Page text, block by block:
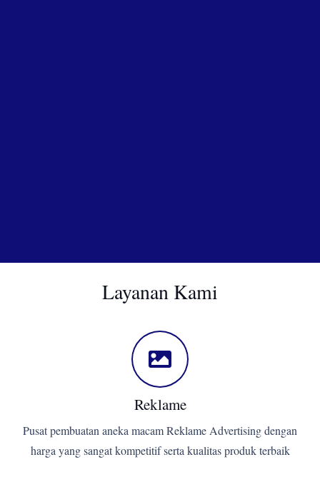
Layanan Kami
Reklame
Pusat pembuatan aneka macam Reklame Advertising dengan
harga yang sangat kompetitif serta kualitas produk terbaik